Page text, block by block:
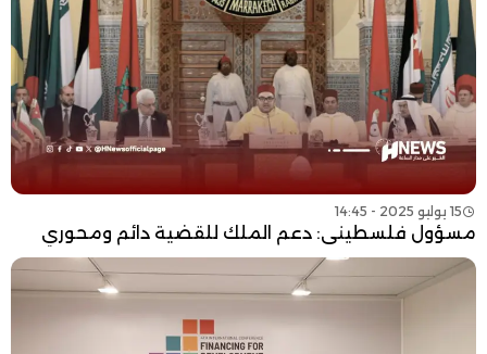
15 يوليو 2025 - 14:45
مسؤول فلسطيني: دعم الملك للقضية دائم ومحوري